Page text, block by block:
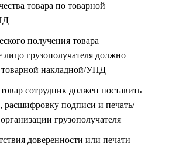
товара по товарной
получения товара
лицо грузополучателя должно
товарной накладной/УПД
сотрудник должен поставить
расшифровку подписи и печать/
грузополучателя
доверенности или печати